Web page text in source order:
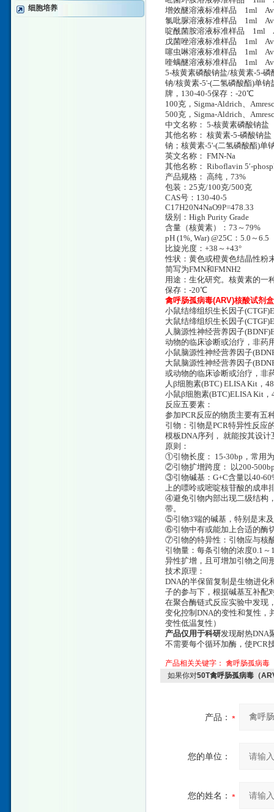
细胞培养
增效醚溶液标准样品 1ml
氯吡脲溶液标准样品 1ml
啶酰菌胺溶液标准样品 1ml
戊菌唑溶液标准样品 1ml
噻虫啉溶液标准样品 1ml
喹螨醚溶液标准样品 1ml
5-核黄素磷酸钠盐/核黄素-5-
钠/核黄素-5'-(二氢磷酸酯)单钠
牌，130-40-5保存：-20℃
100克，Sigma-Aldrich、
500克，Sigma-Aldrich、
中文名称： 5-核黄素磷酸钠盐
其他名称： 核黄素-5-磷酸钠
钠；核黄素-5'-(二氢磷酸酯)单
英文名称： FMN-Na
其他名称： Riboflavin 5′-
产品规格： 高纯，73%
包装：25克/100克/500克
CAS号：130-40-5
C17H20N4NaO9P=478.33
级别：High Purity Grade
含量（核黄素）：73～79%
pH (1%, War) @25C：5.0～6.5
比旋光度：+38～+43°
性状：黄色或橙黄色结晶性粉
简写为FMN和FMNH2
用途：生化研究。核黄素的一
保存：-20℃
禽呼肠孤病毒(ARV)核酸试剂
小鼠结缔组织生长因子
大鼠结缔组织生长因子
人脑源性神经营养因子
动物的临床诊断或治疗，非药
小鼠脑源性神经营养因子
大鼠脑源性神经营养因子
或动物的临床诊断或治疗，非
人β细胞素(BTC) ELISA Kit，
小鼠β细胞素(BTC)ELISA Kit，
反应五要素：
参加PCR反应的物质主要有五
引物：引物是PCR特异性反应
模板DNA序列， 就能按其设
原则：
①引物长度： 15-30bp，常用
②引物扩增跨度： 以200-
③引物碱基：G+C含量以40-
上的嘌呤或嘧啶核苷酸的成串
④避免引物内部出现二级结构
带。
⑤引物3'端的碱基，特别是末
⑥引物中有或能加上合适的酶
⑦引物的特异性：引物应与核
引物量：每条引物的浓度0.1
异性扩增，且可增加引物之间
技术原理：
DNA的半保留复制是生物进化
子的参与下，根据碱基互补配
在聚合酶链式反应实验中发现
变化控制DNA的变性和复性，
变性低温复性）
产品仅用于科研发现耐热DNA
不需要每个循环加酶，使PCR
产品相关关键字： 禽呼肠孤病毒
如果你对50T禽呼肠孤病毒（
产品：
您的单位：
您的姓名：